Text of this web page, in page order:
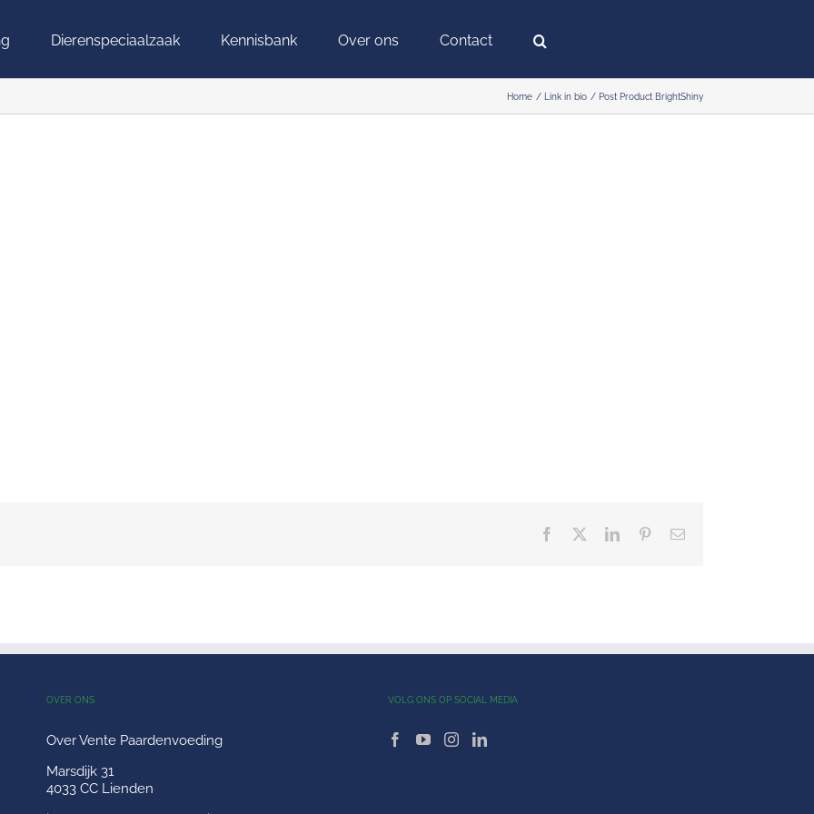
Dierenspeciaalzaak Kennisbank Over ons Contact
Home Link in bio Post Product BrightShiny
Facebook LinkedInPinterest
E-
OVER ONS
Over Vente Paardenvoeding
Marsdijk 31
4033 CC Lienden
VOLG ONS OP SOCIAL MEDIA